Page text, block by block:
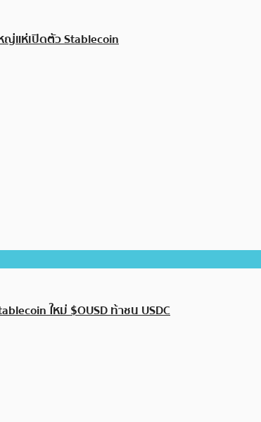
แห่เปิดตัว Stablecoin
ใหม่ $OUSD ท้าชน USDC